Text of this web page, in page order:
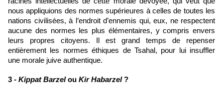
nous appliquions des normes supérieures à celles de toutes les
nations civilisées, à l’endroit d’ennemis qui, eux, ne respectent
aucune des normes les plus élémentaires, y compris envers
leurs propres citoyens. Il est grand temps de repenser
entièrement les normes éthiques de Tsahal, pour lui insuffler
une morale juive authentique.
3 - Kippat Barzel ou Kir Habarzel ?